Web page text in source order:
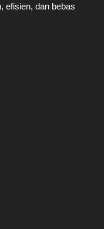
efisien, dan bebas